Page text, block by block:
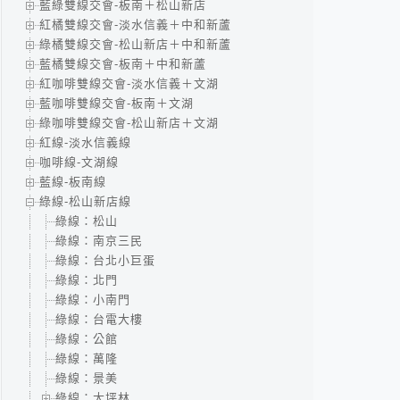
藍綠雙線交會-板南＋松山新店
紅橘雙線交會-淡水信義＋中和新蘆
綠橘雙線交會-松山新店＋中和新蘆
藍橘雙線交會-板南＋中和新蘆
紅咖啡雙線交會-淡水信義＋文湖
藍咖啡雙線交會-板南＋文湖
綠咖啡雙線交會-松山新店＋文湖
紅線-淡水信義線
咖啡線-文湖線
藍線-板南線
綠線-松山新店線
綠線：松山
綠線：南京三民
綠線：台北小巨蛋
綠線：北門
綠線：小南門
綠線：台電大樓
綠線：公館
綠線：萬隆
綠線：景美